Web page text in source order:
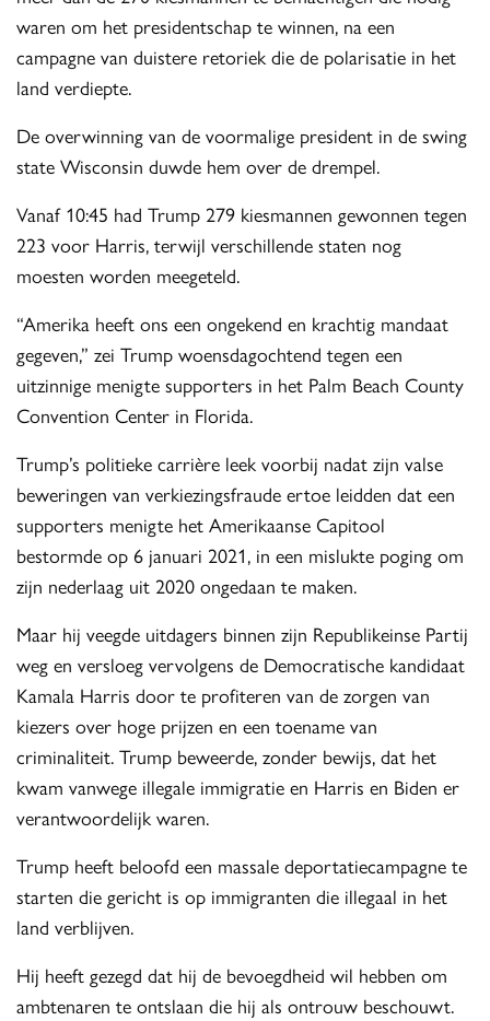
waren om het presidentschap te winnen, na een
campagne van duistere retoriek die de polarisatie in het
land verdiepte.
De overwinning van de voormalige president in de swing
state Wisconsin duwde hem over de drempel.
Vanaf 10:45 had Trump 279 kiesmannen gewonnen tegen
223 voor Harris, terwijl verschillende staten nog
moesten worden meegeteld.
“Amerika heeft ons een ongekend en krachtig mandaat
gegeven,” zei Trump woensdagochtend tegen een
uitzinnige menigte supporters in het Palm Beach County
Convention Center in Florida.
Trump’s politieke carrière leek voorbij nadat zijn valse
beweringen van verkiezingsfraude ertoe leidden dat een
supporters menigte het Amerikaanse Capitool
bestormde op 6 januari 2021, in een mislukte poging om
zijn nederlaag uit 2020 ongedaan te maken.
Maar hij veegde uitdagers binnen zijn Republikeinse Partij
weg en versloeg vervolgens de Democratische kandidaat
Kamala Harris door te profiteren van de zorgen van
kiezers over hoge prijzen en een toename van
criminaliteit. Trump beweerde, zonder bewijs, dat het
kwam vanwege illegale immigratie en Harris en Biden er
verantwoordelijk waren.
Trump heeft beloofd een massale deportatiecampagne te
starten die gericht is op immigranten die illegaal in het
land verblijven.
Hij heeft gezegd dat hij de bevoegdheid wil hebben om
ambtenaren te ontslaan die hij als ontrouw beschouwt.